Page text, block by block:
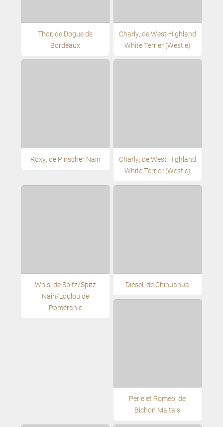
Thor, de Dogue de
Bordeaux
Charly, de West Highland
White Terrier (Westie)
Roxy, de Pinscher Nain
Charly, de West Highland
White Terrier (Westie)
Whis, de Spitz/Spitz
Nain/Loulou de
Poméranie
Diesel, de Chihuahua
Perle et Roméo, de
Bichon Maltais